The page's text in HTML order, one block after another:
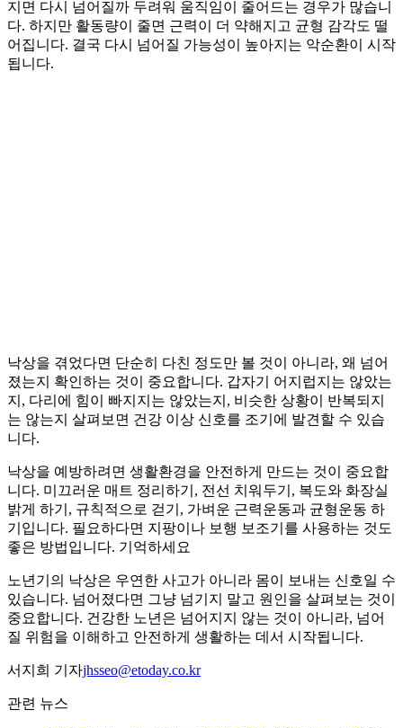
지면 다시 넘어질까 두려워 움직임이 줄어드는 경우가 많습니
다. 하지만 활동량이 줄면 근력이 더 약해지고 균형 감각도 떨
어집니다. 결국 다시 넘어질 가능성이 높아지는 악순환이 시작
됩니다.
낙상을 겪었다면 단순히 다친 정도만 볼 것이 아니라, 왜 넘어
졌는지 확인하는 것이 중요합니다. 갑자기 어지럽지는 않았는
지, 다리에 힘이 빠지지는 않았는지, 비슷한 상황이 반복되지
는 않는지 살펴보면 건강 이상 신호를 조기에 발견할 수 있습
니다.
낙상을 예방하려면 생활환경을 안전하게 만드는 것이 중요합
니다. 미끄러운 매트 정리하기, 전선 치워두기, 복도와 화장실
밝게 하기, 규칙적으로 걷기, 가벼운 근력운동과 균형운동 하
기입니다. 필요하다면 지팡이나 보행 보조기를 사용하는 것도
좋은 방법입니다. 기억하세요
노년기의 낙상은 우연한 사고가 아니라 몸이 보내는 신호일 수
있습니다. 넘어졌다면 그냥 넘기지 말고 원인을 살펴보는 것이
중요합니다. 건강한 노년은 넘어지지 않는 것이 아니라, 넘어
질 위험을 이해하고 안전하게 생활하는 데서 시작됩니다.
서지희 기자jhsseo@etoday.co.kr
관련 뉴스